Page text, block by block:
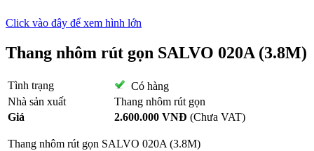
Click vào đây để xem hình lớn
Thang nhôm rút gọn SALVO 020A (3.8M)
Tình trạng
Có hàng
Nhà sản xuất
Thang nhôm rút gọn
Giá
2.600.000 VNĐ (Chưa VAT)
Thang nhôm rút gọn SALVO 020A (3.8M)